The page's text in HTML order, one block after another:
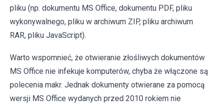
pliku (np. dokumentu MS Office, dokumentu PDF, pliku
wykonywalnego, pliku w archiwum ZIP, pliku archiwum
RAR, pliku JavaScript).
Warto wspomnieć, że otwieranie złośliwych dokumentów
MS Office nie infekuje komputerów, chyba że włączone są
polecenia makr. Jednak dokumenty otwierane za pomocą
wersji MS Office wydanych przed 2010 rokiem nie